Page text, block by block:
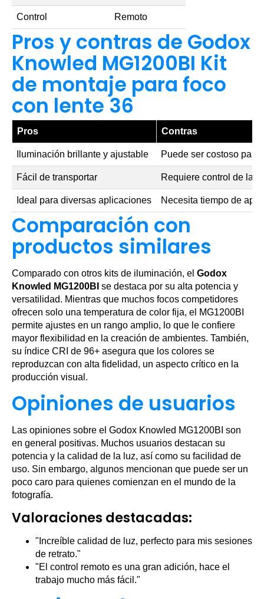
Control Remoto
Pros y contras de Godox
Knowled MG1200BI Kit
de montaje para foco
con lente 36
Pros Contras
Iluminación brillante y ajustable Puede ser costoso para
Fácil de transportar Requiere control de la
Ideal para diversas aplicaciones Necesita tiempo de
Comparación con
productos similares
Comparado con otros kits de iluminación, el Godox
Knowled MG1200BI se destaca por su alta potencia y
versatilidad. Mientras que muchos focos competidores
ofrecen solo una temperatura de color fija, el MG1200BI
permite ajustes en un rango amplio, lo que le confiere
mayor flexibilidad en la creación de ambientes. También,
su índice CRI de 96+ asegura que los colores se
reproduzcan con alta fidelidad, un aspecto crítico en la
producción visual.
Opiniones de usuarios
Las opiniones sobre el Godox Knowled MG1200BI son
en general positivas. Muchos usuarios destacan su
potencia y la calidad de la luz, así como su facilidad de
uso. Sin embargo, algunos mencionan que puede ser un
poco caro para quienes comienzan en el mundo de la
fotografía.
Valoraciones destacadas:
"Increíble calidad de luz, perfecto para mis sesiones
de retrato."
"El control remoto es una gran adición, hace el
trabajo mucho más fácil."